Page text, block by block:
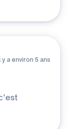
y a environ 5 ans